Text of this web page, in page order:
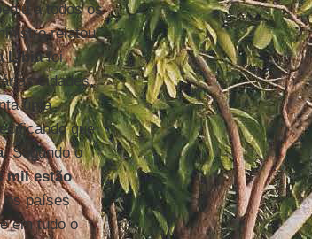
a todos os
relatou
Líbiafoi
cidades,
uma
que
. Segundo o
mil estão
os países
em tudo o